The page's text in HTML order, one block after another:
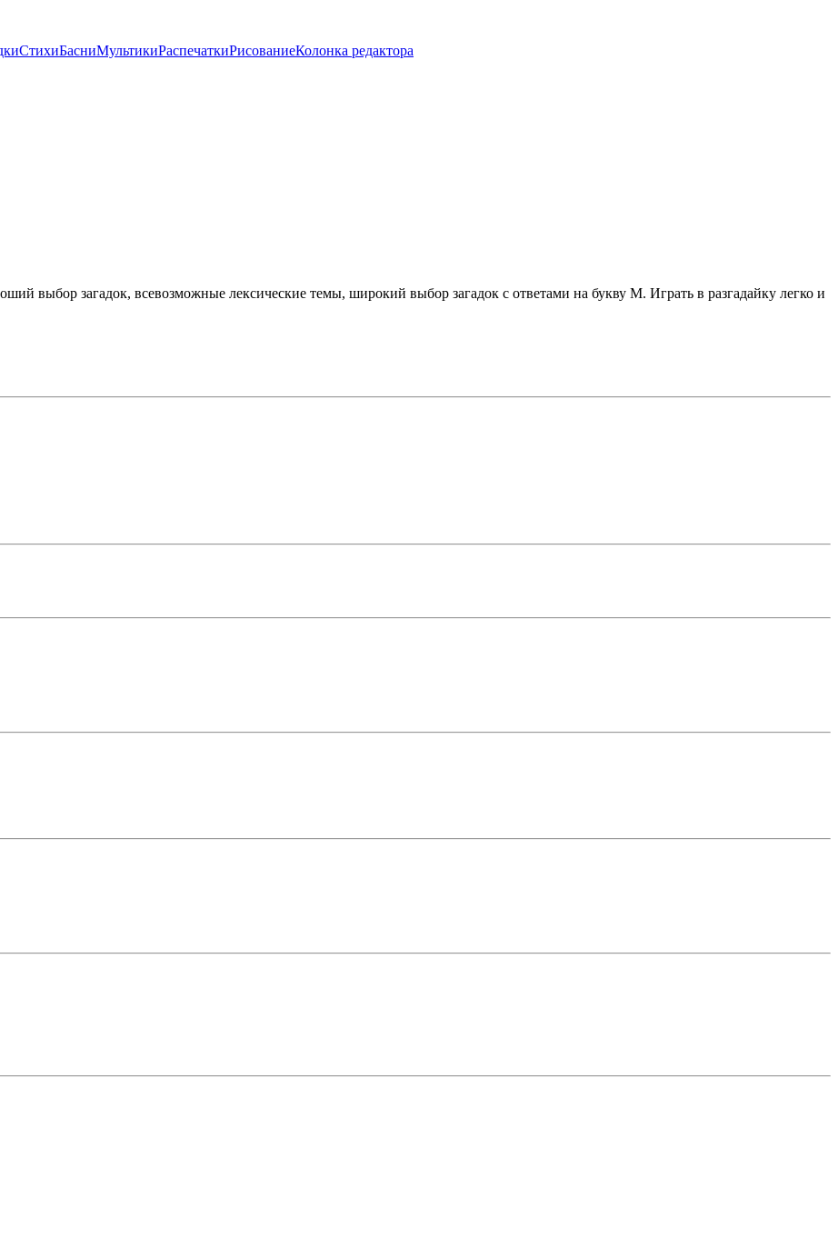
СтихиБасниМультикиРаспечаткиРисованиеКолонка редактора
выбор загадок, всевозможные лексические темы, широкий выбор загадок с ответами на букву М. Играть в разгадайку легко и